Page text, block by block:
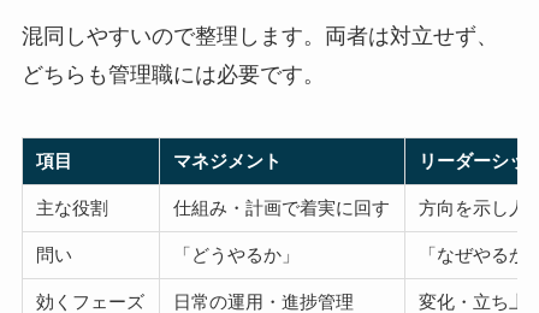
混同しやすいので整理します。両者は対立せず、
どちらも管理職には必要です。
項目 マネジメント リーダーシッ
主な役割 仕組み・計画で着実に回す 方向を示し人
問い 「どうやるか」 「なぜやるか
効くフェーズ 日常の運用・進捗管理 変化・立ち上